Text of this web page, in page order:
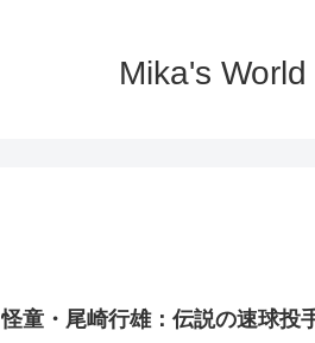
Mika's
怪童・尾崎行雄：伝説の速球投